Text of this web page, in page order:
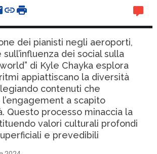
dei pianisti negli aeroporti,
dei social sulla
di Kyle Chayka esplora
appiattiscano la diversità
contenuti che
a scapito
Questo processo minaccia la
valori culturali profondi
e prevedibili